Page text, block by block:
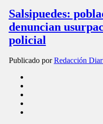
Salsipuedes:
denuncian
policial
Publicado porRedacción